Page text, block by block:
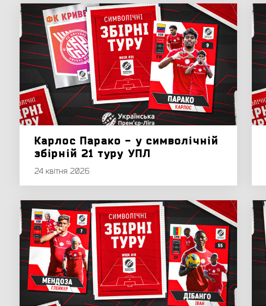
Карлос Парако - у символічній
збірній 21 туру УПЛ
24 квітня 2026